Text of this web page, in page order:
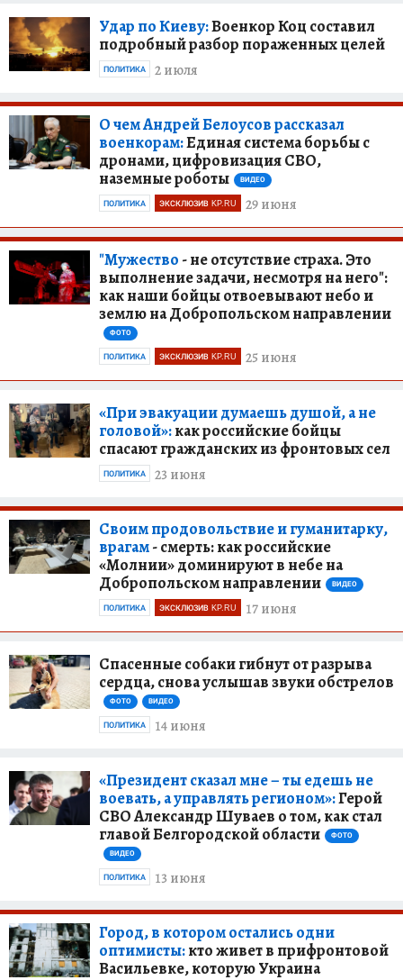
Удар по Киеву:Военкор Коц составил
подробный разбор пораженных целей
2 июля
ПОЛИТИКА
О чем Андрей Белоусов рассказал
военкорам:Единая система борьбы с
дронами, цифровизация СВО,
наземные роботы
ВИДЕО
29 июня
ПОЛИТИКА ЭКСКЛЮЗИВ KP.RU
"Мужество - не отсутствие страха. Это
выполнение задачи, несмотря на него":
как наши бойцы отвоевывают небо и
землю на Добропольском направлении
ФОТО
25 июня
ПОЛИТИКА ЭКСКЛЮЗИВ KP.RU
«При эвакуации думаешь душой, а не
головой»:как российские бойцы
спасают гражданских из фронтовых сел
23 июня
ПОЛИТИКА
Своим продовольствие и гуманитарку,
врагам- смерть: как российские
«Молнии» доминируют в небе на
Добропольском направлении
ВИДЕО
17 июня
ПОЛИТИКА ЭКСКЛЮЗИВ KP.RU
Спасенные собаки гибнут от разрыва
сердца, снова услышав звуки обстрелов
ФОТО ВИДЕО
14 июня
ПОЛИТИКА
«Президент сказал мне – ты едешь не
воевать, а управлять регионом»:Герой
СВО Александр Шуваев о том, как стал
главой Белгородской области
ФОТО
ВИДЕО
13 июня
ПОЛИТИКА
Город, в котором остались одни
оптимисты:кто живет в прифронтовой
Васильевке, которую Украина